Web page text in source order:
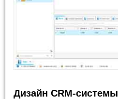
Дизайн CRM-системы